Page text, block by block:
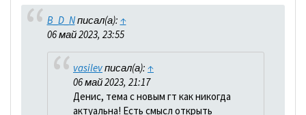
B_D_Nписал(а): ↑
06 май 2023, 23:55
vasilevписал(а): ↑
06 май 2023, 21:17
Денис, тема с новым гт как никогда
актуальна! Есть смысл открыть